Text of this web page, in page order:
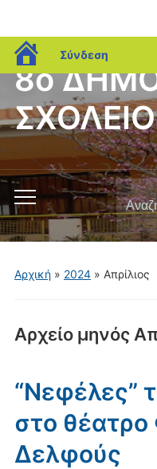
blogs.sch.gr
Σύνδεση
8ο
Εναλλαγή
του
μενού
για
για:
Αρχική» 2024» Απρίλιος
Αρχείο μηνός
“Νεφέλες”
στο θέατρο
Δελφούς